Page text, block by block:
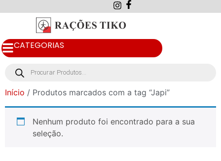
CATEGORIAS
Início / Produtos marcados com a tag “Japi”
Nenhum produto foi encontrado para a sua
seleção.